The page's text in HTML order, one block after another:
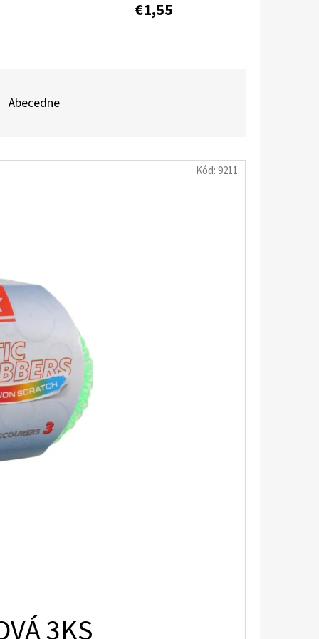
€1,55
Abecedne
3KS
Kód:9211